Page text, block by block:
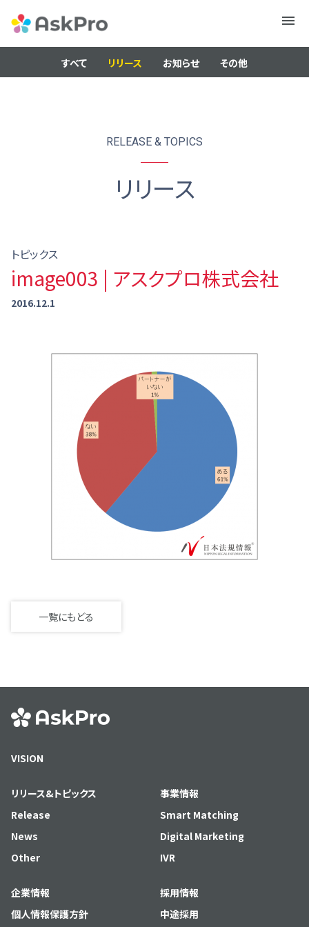
メニュ
すべて リリース お知らせ その他
RELEASE & TOPICS
リリース
トピックス
image003 | アスクプロ株式会社
2016.12.1
一覧にもどる
VISION
リリース&トピックス
Release
News
Other
事業情報
Smart Matching
Digital Marketing
IVR
企業情報
個人情報保護方針
採用情報
中途採用